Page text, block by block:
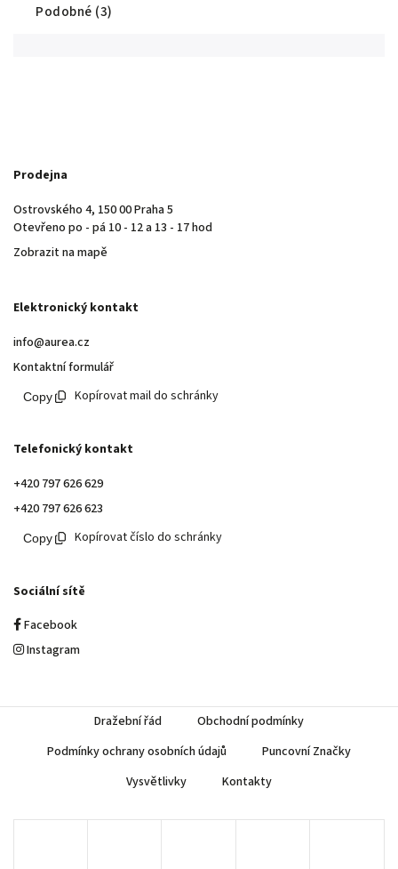
Podobné (3)
Prodejna
Ostrovského 4, 150 00 Praha 5
Otevřeno po - pá 10 - 12 a 13 - 17 hod
Zobrazit na mapě
Elektronický kontakt
info@aurea.cz
Kontaktní formulář
Kopírovat mail do schránky
Telefonický kontakt
+420 797 626 629
+420 797 626 623
Kopírovat číslo do schránky
Sociální sítě
Facebook
Instagram
Dražební řád
Obchodní podmínky
Podmínky ochrany osobních údajů
Puncovní Značky
Vysvětlivky
Kontakty